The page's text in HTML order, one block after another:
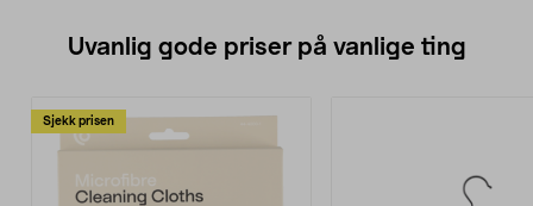
Uvanlig gode priser på vanlige ting
Sjekk prisen